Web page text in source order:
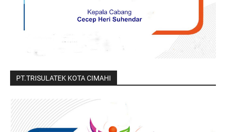
PT.TRISULATEK KOTA CIMAHI